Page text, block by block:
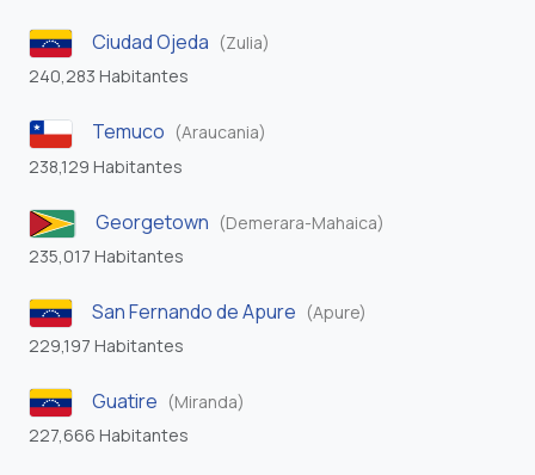
Ciudad Ojeda (Zulia)
240,283 Habitantes
Temuco (Araucania)
238,129 Habitantes
Georgetown (Demerara-Mahaica)
235,017 Habitantes
San Fernando de Apure (Apure)
229,197 Habitantes
Guatire (Miranda)
227,666 Habitantes